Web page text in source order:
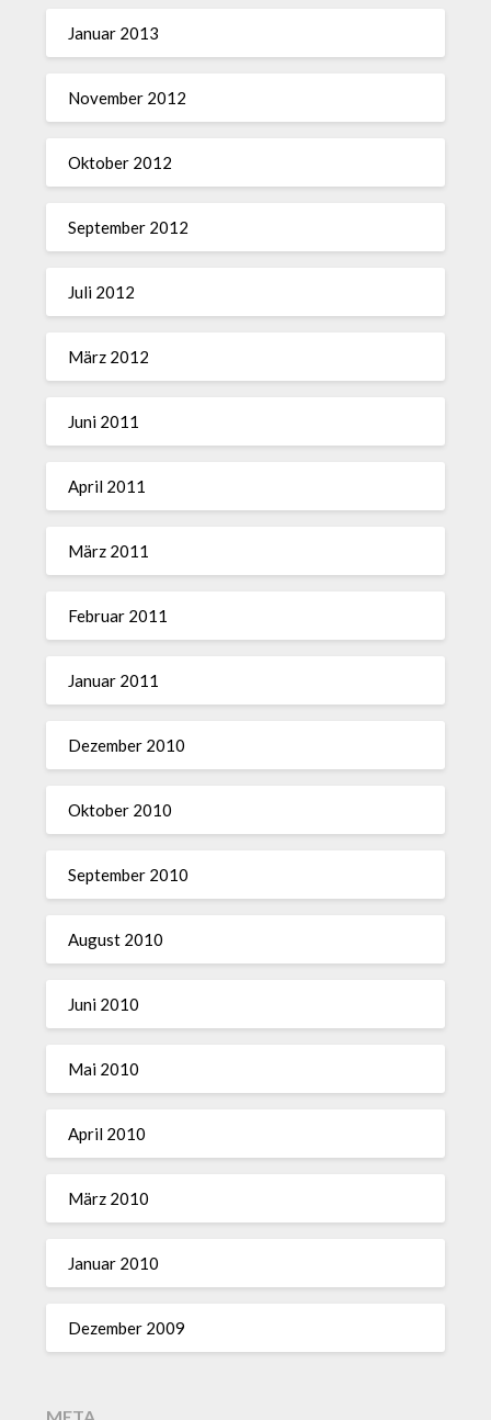
Januar 2013
November 2012
Oktober 2012
September 2012
Juli 2012
März 2012
Juni 2011
April 2011
März 2011
Februar 2011
Januar 2011
Dezember 2010
Oktober 2010
September 2010
August 2010
Juni 2010
Mai 2010
April 2010
März 2010
Januar 2010
Dezember 2009